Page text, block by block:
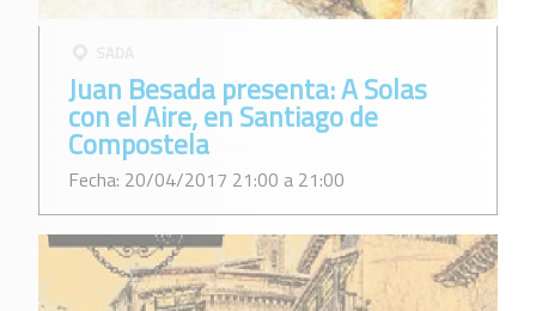
Juan Besada presenta: A Solas
con el Aire, en Santiago de
Compostela
Fecha: 20/04/2017 21:00 a 21:00